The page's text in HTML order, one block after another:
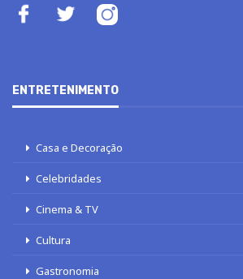
ENTRETENIMENTO
Casa e Decoração
Celebridades
Cinema & TV
Cultura
Gastronomia